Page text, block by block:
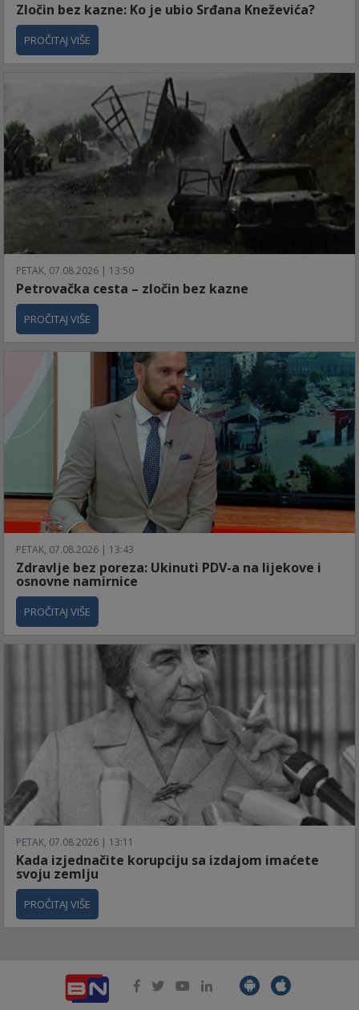
Zločin bez kazne: Ko je ubio Srđana Kneževića?
PROČITAJ VIŠE
PETAK, 07.08.2026 | 13:50
Petrovačka cesta – zločin bez kazne
PROČITAJ VIŠE
PETAK, 07.08.2026 | 13:43
Zdravlje bez poreza: Ukinuti PDV-a na lijekove i
osnovne namirnice
PROČITAJ VIŠE
PETAK, 07.08.2026 | 13:11
Kada izjednačite korupciju sa izdajom imaćete
svoju zemlju
PROČITAJ VIŠE